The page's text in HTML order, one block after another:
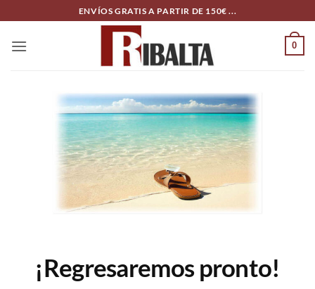
to
content
ENVÍOS GRATIS A PARTIR DE 150€ ...
0
¡Regresaremos pronto!